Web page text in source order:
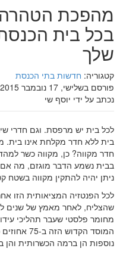
מהפכת הטהרה
בכל בית
שלך
קטגוריה: חדשות בתי הכנסת
פורסם בשלישי, 17 נובמבר 2015 21:50
נכתב על ידי יוסף שי
לכל בית יש מרפסת. וגם חדרי
בית ללא חדר מקלחת אינו
חדר מקווה? כן, מקווה כשר
בבית נשמע הדבר מוגזם, מה
ניתן יהיה להתקין מקווה בשטח
לכל הפנטזיה המציאותית הזו
שהצליח, לאחר מאמץ של שנים
מחומר פלסטי שעבר תהליכי
המוסד
נוספות הן ברמה הכשרותית והן